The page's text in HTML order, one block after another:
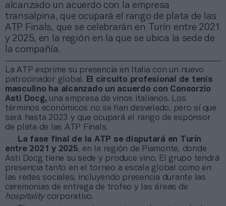
alcanzado un acuerdo con la empresa
transalpina, que ocupará el rango de plata de las
ATP Finals, que se celebrarán en Turín entre 2021
y 2025, en la región en la que se ubica la sede de
la compañía.
La ATP exprime su presencia en Italia con un nuevo
patrocinador global. El circuito profesional de tenis
masculino ha alcanzado un acuerdo con Consorzio
Asti Docg, una empresa de vinos italianos. Los
términos económicos no se han desvelado, pero sí que
será hasta 2023 y que ocupará el rango de espónsor
de plata de las ATP Finals.
La fase final de la ATP se disputará en Turín
entre 2021 y 2025, en la región de Piamonte, donde
Asti Docg tiene su sede y produce vino. El grupo tendrá
presencia tanto en el torneo a escala global como en
las redes sociales, incluyendo presencia durante las
ceremonias de entrega de trofeo y las áreas de
hospitality corporativo.